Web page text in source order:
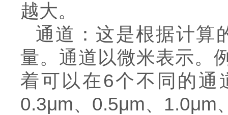
越大。
通道：这是根据计算
量。通道以微米表示。
着可以在6个不同的通
0.3μm、0.5μm、1.0μm